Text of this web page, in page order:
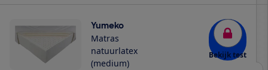
Yumeko
Matras
natuurlatex
(medium)
Bekijk test